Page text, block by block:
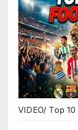
VIDEO/ Top